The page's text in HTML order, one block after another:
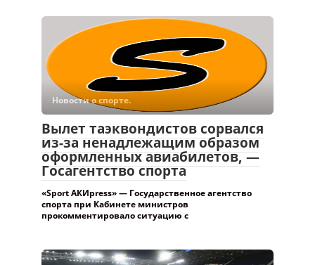
Новости о спорте.
Вылет таэквондистов сорвался
из-за ненадлежащим образом
оформленных авиабилетов, —
Госагентство спорта
«Sport АКИpress» — Государственное агентство
спорта при Кабинете министров
прокомментировало ситуацию с